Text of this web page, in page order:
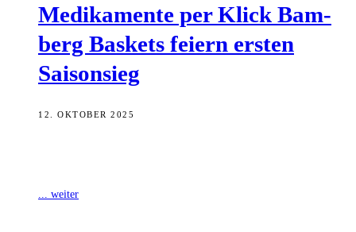
Medi­ka­men­te per Klick Bam­
berg Bas­kets fei­ern ers­ten
Saisonsieg
12. OKTOBER 2025
... weiter